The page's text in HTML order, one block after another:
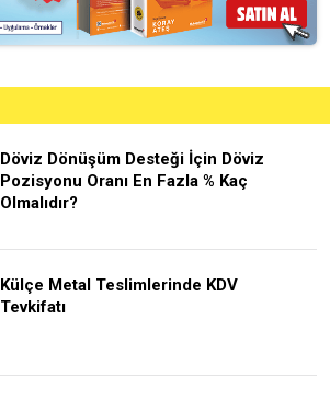
Döviz Dönüşüm Desteği İçin Döviz
Pozisyonu Oranı En Fazla % Kaç
Olmalıdır?
Külçe Metal Teslimlerinde KDV
Tevkifatı